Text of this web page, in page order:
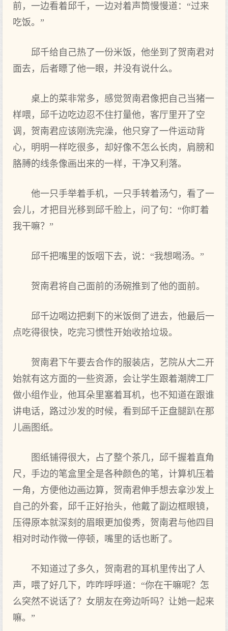
前，一边看着邱千，一边对着声筒慢慢道：“过来
吃饭。”
邱千给自己热了一份米饭，他坐到了贺南君对
面去，后者瞟了他一眼，并没有说什么。
桌上的菜非常多，感觉贺南君像把自己当猪一
样喂，邱千边吃边忍不住打量他，客厅里开了空
调，贺南君应该刚洗完澡，他只穿了一件运动背
心，明明一样吃很多，却好像不怎么长肉，肩膀和
胳膊的线条像画出来的一样，干净又利落。
他一只手举着手机，一只手转着汤勺，看了一
会儿，才把目光移到邱千脸上，问了句：“你盯着
我干嘛？”
邱千把嘴里的饭咽下去，说：“我想喝汤。”
贺南君将自己面前的汤碗推到了他的面前。
邱千边喝边把剩下的米饭倒了进去，他最后一
点吃得很快，吃完习惯性开始收拾垃圾。
贺南君下午要去合作的服装店，艺院从大二开
始就有这方面的一些资源，会让学生跟着潮牌工厂
做小组作业，他耳朵里塞着耳机，也不知道在跟谁
讲电话，路过沙发的时候，看到邱千正盘腿趴在那
儿画图纸。
图纸铺得很大，占了整个茶几，邱千握着直角
尺，手边的笔盒里全是各种颜色的笔，计算机压着
一角，方便他边画边算，贺南君伸手想去拿沙发上
自己的外套，邱千正好抬头，他戴了副边框眼镜，
压得原本就深刻的眉眼更加俊秀，贺南君与他四目
相对时动作微一停顿，嘴里的话也断了。
不知道过了多久，贺南君的耳机里传出了人
声，喂了好几下，咋咋呼呼道：“你在干嘛呢？怎
么突然不说话了？女朋友在旁边听吗？让她一起来
嘛。”